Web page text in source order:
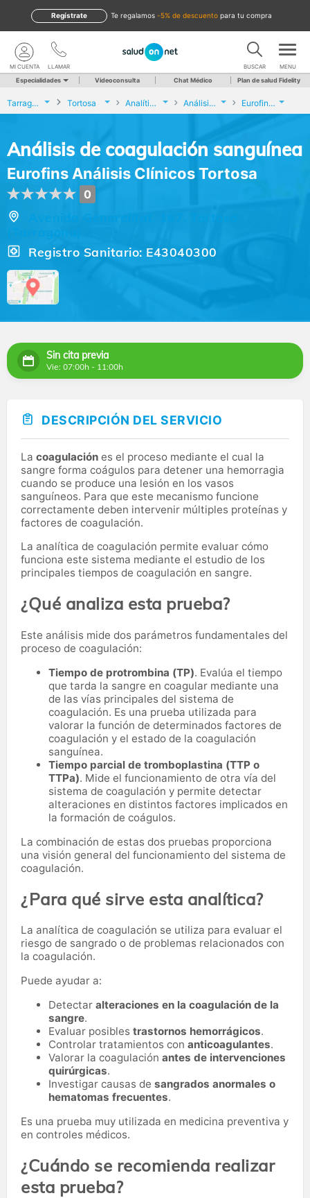
te regalamos -5% de descuento para tu compra
Regístrate
LLAMAR
MI CUENTA BUSCAR MENU
Especialidades Videoconsulta Chat Médico Plan de salud Fidelity
Tarragona Tortosa Analíticas y Genética Análisis de coagulación sanguínea Eurofins Análisis Clínicos Tortosa
Análisis de coagulación sanguínea
Eurofins Análisis Clínicos Tortosa
0
Avenida Generalitat, 167, Tortosa
Registro Sanitario: E43040300
Sin cita previa
Vie: 07:00h - 11:00h
DESCRIPCIÓN DEL SERVICIO
La coagulación es el proceso mediante el cual la
sangre forma coágulos para detener una hemorragia
cuando se produce una lesión en los vasos
sanguíneos. Para que este mecanismo funcione
correctamente deben intervenir múltiples proteínas y
factores de coagulación.
La analítica de coagulación permite evaluar cómo
funciona este sistema mediante el estudio de los
principales tiempos de coagulación en sangre.
¿Qué analiza esta prueba?
Este análisis mide dos parámetros fundamentales del
proceso de coagulación:
Tiempo de protrombina (TP). Evalúa el tiempo
que tarda la sangre en coagular mediante una
de las vías principales del sistema de
coagulación. Es una prueba utilizada para
valorar la función de determinados factores de
coagulación y el estado de la coagulación
sanguínea.
Tiempo parcial de tromboplastina (TTP o
TTPa). Mide el funcionamiento de otra vía del
sistema de coagulación y permite detectar
alteraciones en distintos factores implicados en
la formación de coágulos.
La combinación de estas dos pruebas proporciona
una visión general del funcionamiento del sistema de
coagulación.
¿Para qué sirve esta analítica?
La analítica de coagulación se utiliza para evaluar el
riesgo de sangrado o de problemas relacionados con
la coagulación.
Puede ayudar a:
Detectar alteraciones en la coagulación de la
sangre.
Evaluar posibles trastornos hemorrágicos.
Controlar tratamientos con anticoagulantes.
Valorar la coagulación antes de intervenciones
quirúrgicas.
Investigar causas de sangrados anormales o
hematomas frecuentes.
Es una prueba muy utilizada en medicina preventiva y
en controles médicos.
¿Cuándo se recomienda realizar
esta prueba?